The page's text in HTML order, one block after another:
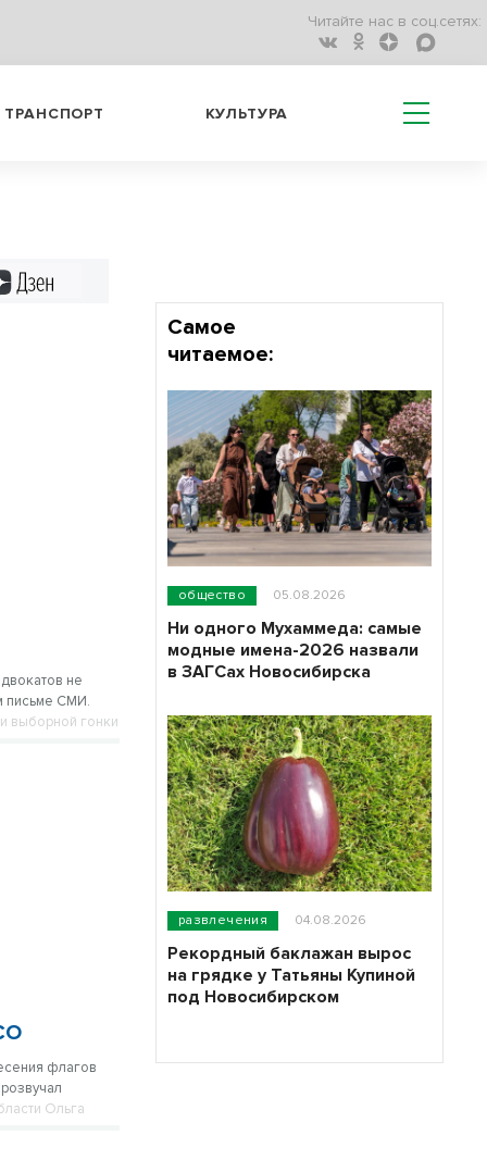
Читайте нас в соц.сетях:
ТРАНСПОРТ КУЛЬТУРА
не
письме СМИ.
выборной гонки
флагов
Ольга
Самое
читаемое:
общество 05.08.2026
Ни одного Мухаммеда: самые
модные имена-2026 назвали
в ЗАГСах Новосибирска
развлечения 04.08.2026
Рекордный баклажан вырос
на грядке у Татьяны Купиной
под Новосибирском